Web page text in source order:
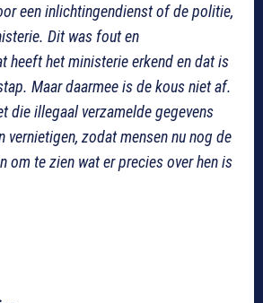
een inlichtingendienst of de politie,
Dit was fout en
heeft het ministerie erkend en dat is
Maar daarmee is de kous niet af.
die illegaal verzamelde gegevens
vernietigen, zodat mensen nu nog de
om te zien wat er precies over hen is